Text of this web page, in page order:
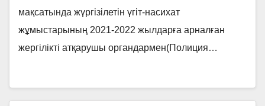
мақсатында жүргізілетін үгіт-насихат
жұмыстарының 2021-2022 жылдарға арналған
жергілікті атқарушы органдармен(Полиция…